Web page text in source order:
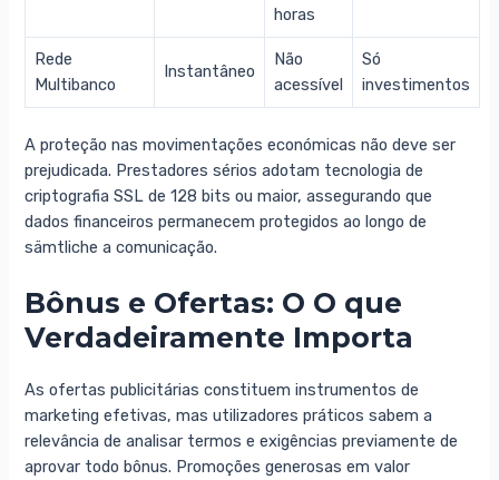
horas
Rede
Multibanco
Instantâneo
Não
acessível
Só
investimentos
A proteção nas movimentações económicas não deve ser
prejudicada. Prestadores sérios adotam tecnologia de
criptografia SSL de 128 bits ou maior, assegurando que
dados financeiros permanecem protegidos ao longo de
sämtliche a comunicação.
Bônus e Ofertas: O O que
Verdadeiramente Importa
As ofertas publicitárias constituem instrumentos de
marketing efetivas, mas utilizadores práticos sabem a
relevância de analisar termos e exigências previamente de
aprovar todo bônus. Promoções generosas em valor